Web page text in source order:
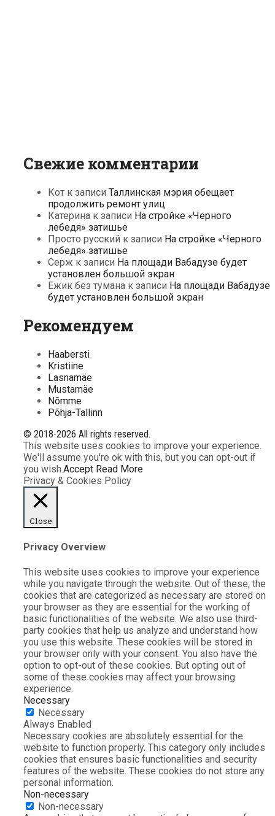
Свежие комментарии
Кот к записи Таллинская мэрия обещает
продолжить ремонт улиц
Катерина к записи На стройке «Черного
лебедя» затишье
Просто русский к записи На стройке «Черного
лебедя» затишье
Серж к записи На площади Вабадузе будет
установлен большой экран
Ежик без тумана к записи На площади Вабадузе
будет установлен большой экран
Рекомендуем
Haabersti
Kristiine
Lasnamäe
Mustamäe
Nõmme
Põhja-Tallinn
© 2018-2026 All rights reserved.
This website uses cookies to improve your experience.
We'll assume you're ok with this, but you can opt-out if
you wish.Accept Read More
Privacy & Cookies Policy
Close
Privacy Overview
This website uses cookies to improve your experience
while you navigate through the website. Out of these, the
cookies that are categorized as necessary are stored on
your browser as they are essential for the working of
basic functionalities of the website. We also use third-
party cookies that help us analyze and understand how
you use this website. These cookies will be stored in
your browser only with your consent. You also have the
option to opt-out of these cookies. But opting out of
some of these cookies may affect your browsing
experience.
Necessary
Necessary
Always Enabled
Necessary cookies are absolutely essential for the
website to function properly. This category only includes
cookies that ensures basic functionalities and security
features of the website. These cookies do not store any
personal information.
Non-necessary
Non-necessary